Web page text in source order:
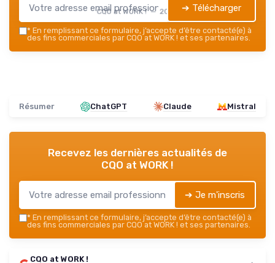
CQO at WORK ! — 2026 ➔ Télécharger
* En remplissant ce formulaire, j’accepte d’être contacté(e) à
des fins commerciales par CQO at WORK ! et ses partenaires.
Résumer ChatGPT Claude Mistral
Recevez les dernières actualités de
CQO at WORK !
➔ Je m'inscris
* En remplissant ce formulaire, j’accepte d’être contacté(e) à
des fins commerciales par CQO at WORK ! et ses partenaires.
CQO at WORK !